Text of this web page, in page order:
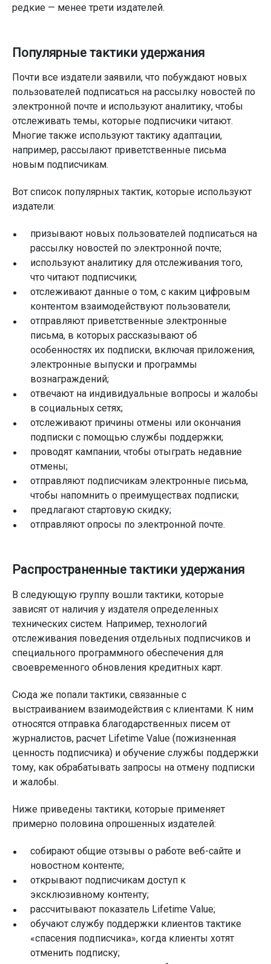
редкие — менее трети издателей.
Популярные тактики удержания
Почти все издатели заявили, что побуждают новых
пользователей подписаться на рассылку новостей по
электронной почте и используют аналитику, чтобы
отслеживать темы, которые подписчики читают.
Многие также используют тактику адаптации,
например, рассылают приветственные письма
новым подписчикам.
Вот список популярных тактик, которые используют
издатели:
призывают новых пользователей подписаться на
рассылку новостей по электронной почте;
используют аналитику для отслеживания того,
что читают подписчики;
отслеживают данные о том, с каким цифровым
контентом взаимодействуют пользователи;
отправляют приветственные электронные
письма, в которых рассказывают об
особенностях их подписки, включая приложения,
электронные выпуски и программы
вознаграждений;
отвечают на индивидуальные вопросы и жалобы
в социальных сетях;
отслеживают причины отмены или окончания
подписки с помощью службы поддержки;
проводят кампании, чтобы отыграть недавние
отмены;
отправляют подписчикам электронные письма,
чтобы напомнить о преимуществах подписки;
предлагают стартовую скидку;
отправляют опросы по электронной почте.
Распространенные тактики удержания
В следующую группу вошли тактики, которые
зависят от наличия у издателя определенных
технических систем. Например, технологий
отслеживания поведения отдельных подписчиков и
специального программного обеспечения для
своевременного обновления кредитных карт.
Сюда же попали тактики, связанные с
выстраиванием взаимодействия с клиентами. К ним
относятся отправка благодарственных писем от
журналистов, расчет Lifetime Value (пожизненная
ценность подписчика) и обучение службы поддержки
тому, как обрабатывать запросы на отмену подписки
и жалобы.
Ниже приведены тактики, которые применяет
примерно половина опрошенных издателей:
собирают общие отзывы о работе веб-сайте и
новостном контенте;
открывают подписчикам доступ к
эксклюзивному контенту;
рассчитывают показатель Lifetime Value;
обучают службу поддержки клиентов тактике
«спасения подписчика», когда клиенты хотят
отменить подписку;